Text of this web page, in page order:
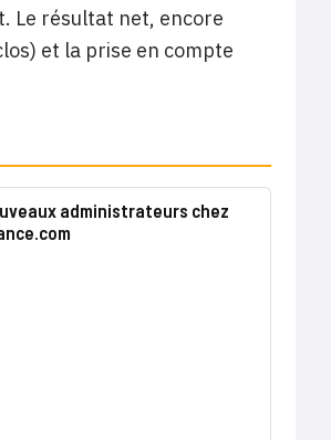
Le résultat net, encore
et la prise en compte
administrateurs chez